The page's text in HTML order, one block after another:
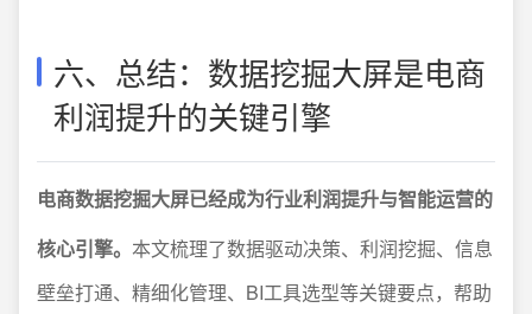
六、总结：数据挖掘大屏是电商
利润提升的关键引擎
电商数据挖掘大屏已经成为行业利润提升与智能运营的
核心引擎。 本文梳理了数据驱动决策、利润挖掘、信息
壁垒打通、精细化管理、BI工具选型等关键要点，帮助